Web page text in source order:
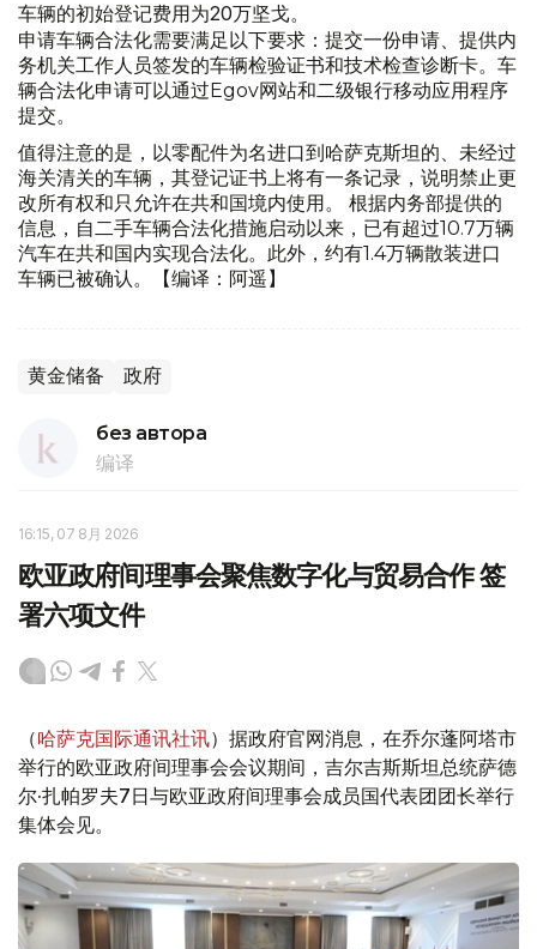
车辆的初始登记费用为20万坚戈。
申请车辆合法化需要满足以下要求：提交一份申请、提供内
务机关工作人员签发的车辆检验证书和技术检查诊断卡。车
辆合法化申请可以通过Egov网站和二级银行移动应用程序
提交。
值得注意的是，以零配件为名进口到哈萨克斯坦的、未经过
海关清关的车辆，其登记证书上将有一条记录，说明禁止更
改所有权和只允许在共和国境内使用。 根据内务部提供的
信息，自二手车辆合法化措施启动以来，已有超过10.7万辆
汽车在共和国内实现合法化。此外，约有1.4万辆散装进口
车辆已被确认。【编译：阿遥】
黄金储备 政府
без автора
编译
16:15, 07 8月 2026
欧亚政府间理事会聚焦数字化与贸易合作 签
署六项文件
（哈萨克国际通讯社讯）据政府官网消息，在乔尔蓬阿塔市
举行的欧亚政府间理事会会议期间，吉尔吉斯斯坦总统萨德
尔·扎帕罗夫7日与欧亚政府间理事会成员国代表团团长举行
集体会见。